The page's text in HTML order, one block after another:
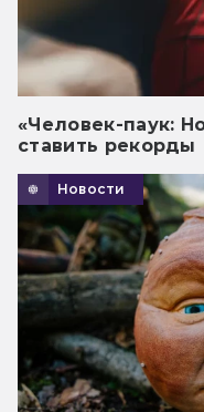
«Человек-паук:
ставить рекорды
Новости